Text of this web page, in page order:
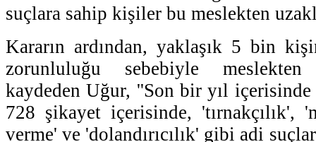
suçlara sahip kişiler bu meslekten
Kararın ardından, yaklaşık 5 bin
zorunluluğu sebebiyle
kaydeden Uğur, ''Son bir yıl
728 şikayet içerisinde, 'tırnakçılık',
verme' ve 'dolandırıcılık' gibi adi